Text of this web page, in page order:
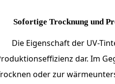
Sofortige Trocknung und
Die Eigenschaft der UV-
dar. Im
oder zur